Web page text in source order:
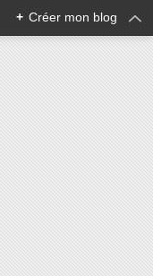
+ Créer mon blog